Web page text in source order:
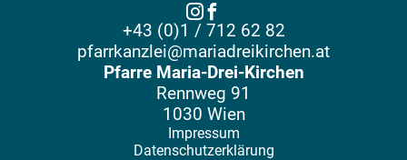
+43 (0)1 / 712 62 82
pfarrkanzlei@mariadreikirchen.at
Pfarre Maria-Drei-Kirchen
Rennweg 91
1030 Wien
Impressum
Datenschutzerklärung